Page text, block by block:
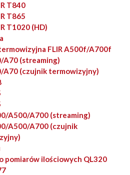
T840
T865
T1020 (HD)
FLIR A500f/A700f
A70 (streaming)
A70 (czujnik termowizyjny)
A500/A700 (streaming)
A500/A700 (czujnik
pomiarów ilościowych QL320